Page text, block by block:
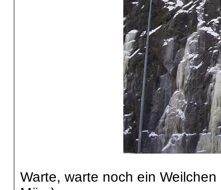
Warte, warte noch ein